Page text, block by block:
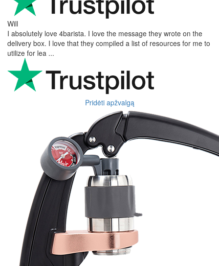
Will
I absolutely love 4barista. I love the message they wrote on the
delivery box. I love that they compiled a list of resources for me to
utilize for lea ...
Pridėti apžvalgą